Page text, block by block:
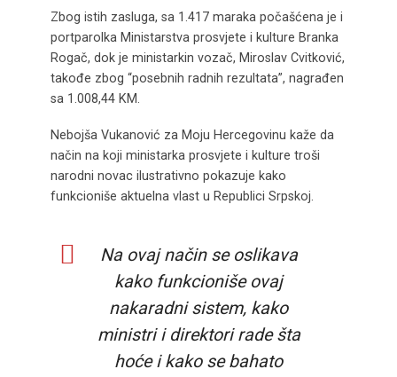
Zbog istih zasluga, sa 1.417 maraka počašćena je i
portparolka Ministarstva prosvjete i kulture Branka
Rogač, dok je ministarkin vozač, Miroslav Cvitković,
takođe zbog “posebnih radnih rezultata”, nagrađen
sa 1.008,44 KM.
Nebojša Vukanović za Moju Hercegovinu kaže da
način na koji ministarka prosvjete i kulture troši
narodni novac ilustrativno pokazuje kako
funkcioniše aktuelna vlast u Republici Srpskoj.
Na ovaj način se oslikava
kako funkcioniše ovaj
nakaradni sistem, kako
ministri i direktori rade šta
hoće i kako se bahato